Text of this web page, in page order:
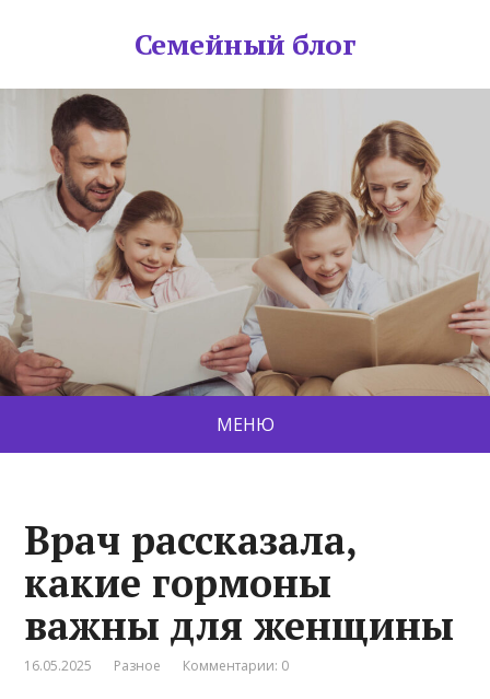
Семейный блог
МЕНЮ
Врач рассказала,
какие гормоны
важны для женщины
16.05.2025 Разное Комментарии: 0